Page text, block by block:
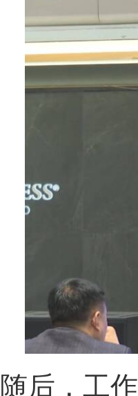
随后，工